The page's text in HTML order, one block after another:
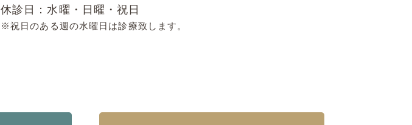
休診日：水曜・日曜・祝日
※祝日のある週の水曜日は診療致します。